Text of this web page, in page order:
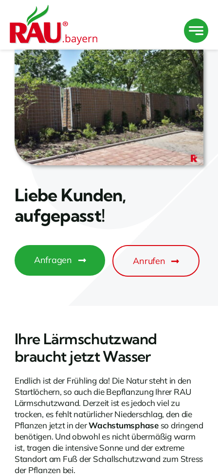
springen
Liebe Kunden,
aufgepasst!
Anfragen Anrufen
Ihre Lärmschutzwand
braucht jetzt Wasser
Endlich ist der Frühling da! Die Natur steht in den
Startlöchern, so auch die Bepflanzung Ihrer RAU
Lärmschutzwand. Derzeit ist es jedoch viel zu
trocken, es fehlt natürlicher Niederschlag, den die
Pflanzen jetzt in derWachstumsphaseso dringend
benötigen. Und obwohl es nicht übermäßig warm
ist, tragen die intensive Sonne und der extreme
Standort am Fuß der Schallschutzwand zum Stress
der Pflanzen bei.